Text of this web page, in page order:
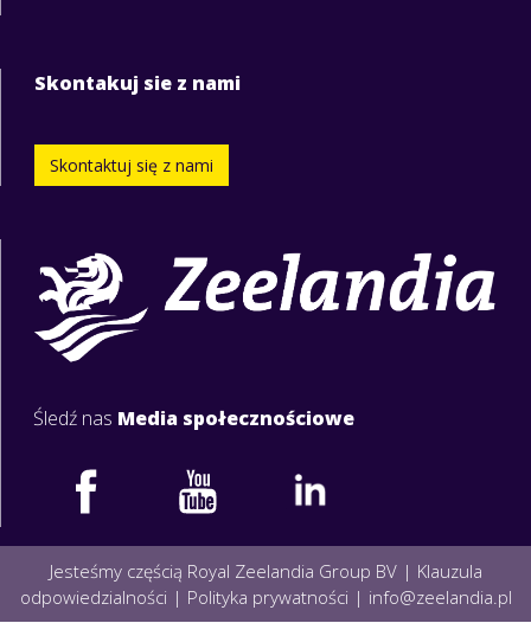
Skontakuj sie z nami
Skontaktuj się z nami
Śledź nas Media społecznościowe
Jesteśmy częścią Royal Zeelandia Group BV | Klauzula
odpowiedzialności | Polityka prywatności | info@zeelandia.pl